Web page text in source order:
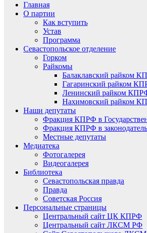
Главная
О партии
Как вступить
Устав
Программа
Севастопольское отделение
Горком
Райкомы
Балаклавский райком
Гагаринский райком
Ленинский райком
Нахимовский райком
Наши депутаты
Фракция КПРФ в
Фракция КПРФ в
Местные депутаты
Медиатека
Фотогалерея
Видеогалерея
Библиотека
Севастопольская правда
Правда
Советская Россия
Персональные страницы
Центральный сайт ЦК КПРФ
Центральный сайт ЛКСМ РФ